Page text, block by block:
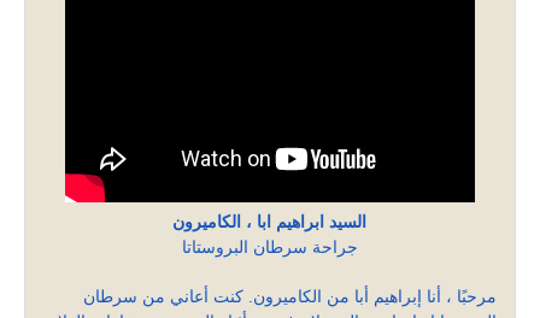
السيد ابراهيم ابا ، الكاميرون
جراحة سرطان البروستاتا
مرحبًا ، أنا إبراهيم أبا من الكاميرون. كنت أعاني من سرطان